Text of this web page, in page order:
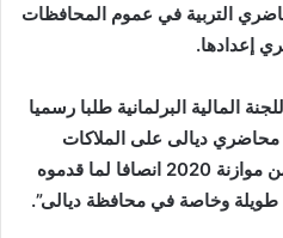
التربية في عموم المحافظات
المالية البرلمانية طلبا رسميا
محاضري ديالى على الملاكات
الدائمة او بصفة عقود وزارية ضمن موازنة 2020 انصافا لما قدموه
وخاصة في محافظة ديالى”.